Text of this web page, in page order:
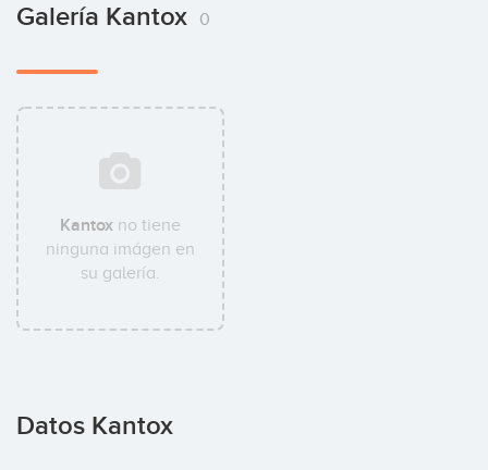
Galería Kantox 0
Kantox no tiene
ninguna imágen en
su galería.
Datos Kantox